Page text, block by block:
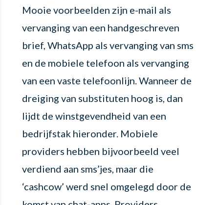
Mooie voorbeelden zijn e-mail als
vervanging van een handgeschreven
brief, WhatsApp als vervanging van sms
en de mobiele telefoon als vervanging
van een vaste telefoonlijn. Wanneer de
dreiging van substituten hoog is, dan
lijdt de winstgevendheid van een
bedrijfstak hieronder. Mobiele
providers hebben bijvoorbeeld veel
verdiend aan sms’jes, maar die
‘cashcow’ werd snel omgelegd door de